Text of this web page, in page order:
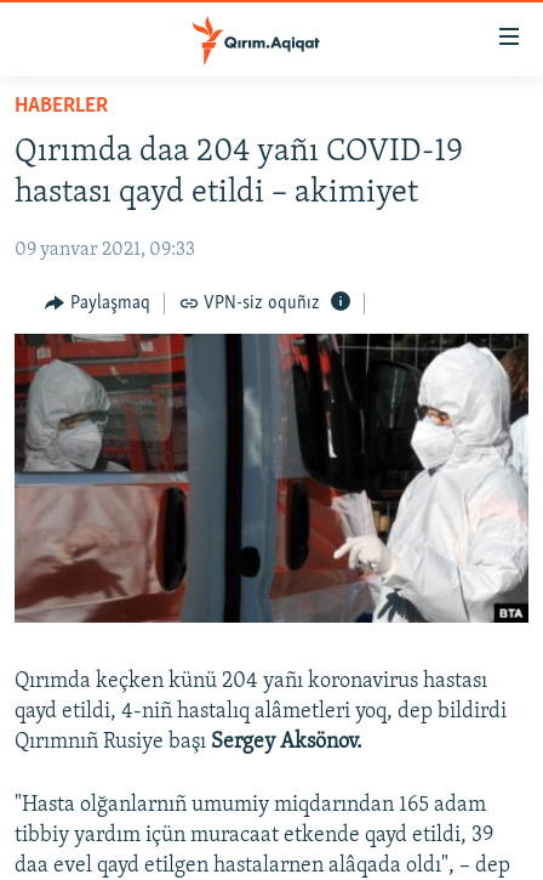
Esas
qaytmaq
Baş
qaytmaq
qaytmaq
HABERLER
SİYASET
İQTİSADİYAT
CEMİYET
MEDENİYET
İNSAN AQLARI
VİDEO
SÜRET
BLOGLAR
FİKİR
Русский
Українською
QOŞULIÑIZ!
RFE/RS bütün saytları
HABERLER
Qırımda daa 204 yañı COVID-19
hastası qayd etildi – akimiyet
09 yanvar 2021, 09:33
Paylaşmaq VPN-siz oquñız
Qırımda keçken künü 204 yañı koronavirus hastası
qayd etildi, 4-niñ hastalıq alâmetleri yoq, dep bildirdi
Qırımnıñ Rusiye başı Sergey Aksönov.
"Hasta olğanlarnıñ umumiy miqdarından 165 adam
tibbiy yardım içün muracaat etkende qayd etildi, 39
daa evel qayd etilgen hastalarnen alâqada oldı", – dep